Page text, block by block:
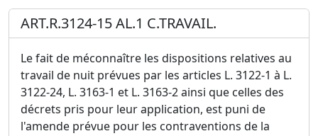
ART.R.3124-15 AL.1 C.TRAVAIL.
Le fait de méconnaître les dispositions relatives au
travail de nuit prévues par les articles L. 3122-1 à L.
3122-24, L. 3163-1 et L. 3163-2 ainsi que celles des
décrets pris pour leur application, est puni de
l'amende prévue pour les contraventions de la